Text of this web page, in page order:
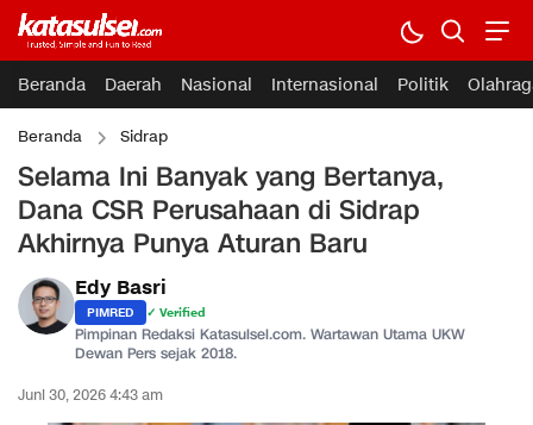
Beranda Daerah Nasional Internasional Politik
Beranda Sidrap
Selama Ini Banyak yang Bertanya,
Dana CSR Perusahaan di Sidrap
Akhirnya Punya Aturan Baru
Edy Basri
PIMRED ✓ Verified
Pimpinan Redaksi Katasulsel.com. Wartawan Utama UKW
Dewan Pers sejak 2018.
Juni 30, 2026 4:43 am